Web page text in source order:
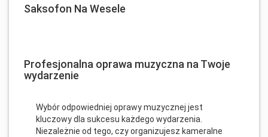
Saksofon Na Wesele
Profesjonalna oprawa muzyczna na Twoje
wydarzenie
Wybór odpowiedniej oprawy muzycznej jest
kluczowy dla sukcesu każdego wydarzenia.
Niezależnie od tego, czy organizujesz kameralne